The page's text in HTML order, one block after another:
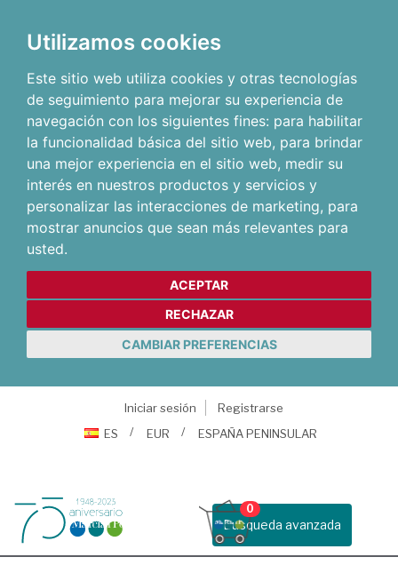
Utilizamos cookies
Este sitio web utiliza cookies y otras tecnologías
de seguimiento para mejorar su experiencia de
navegación con los siguientes fines: para habilitar
la funcionalidad básica del sitio web, para brindar
una mejor experiencia en el sitio web, medir su
interés en nuestros productos y servicios y
personalizar las interacciones de marketing, para
mostrar anuncios que sean más relevantes para
usted.
ACEPTAR
RECHAZAR
CAMBIAR PREFERENCIAS
Iniciar sesión
Registrarse
ES
EUR ESPAÑA PENINSULAR
Busqueda avanzada
0